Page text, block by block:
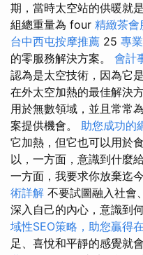
期，當時太空站的供暖就
組總重量為 four 精緻茶會
台中西屯按摩推薦 25 專
的零服務解決方案。 會計
認為是太空技術，因為它
在外太空加熱的最佳解決
用於無數領域，並且常常
案提供機會。 助您成功的
它加熱，但它也可以用於
以，一方面，意識到什麼
一方面，我要求你放棄迄
術詳解 不要試圖融入社會
深入自己的內心，意識到
域性SEO策略，助您贏得
足、喜悅和平靜的感覺就